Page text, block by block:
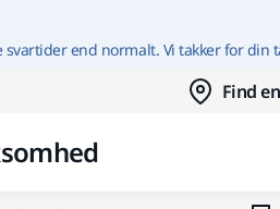
indhold
end normalt. Vi takker for din
Find